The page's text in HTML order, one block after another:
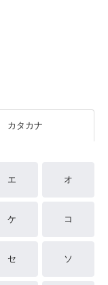
カタカナ
エ オ
ケ コ
セ ソ